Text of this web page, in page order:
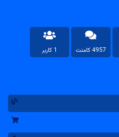
4957 کامنت 1 کاربر